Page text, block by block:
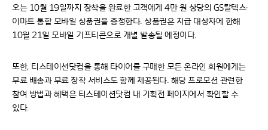
오는 10월 19일까지 장착을 완료한 고객에게 4만 원 상당의 GS칼텍스·
이마트 통합 모바일 상품권을 증정한다. 상품권은 지급 대상자에 한해
10월 21일 모바일 기프티콘으로 개별 발송될 예정이다.
또한, 티스테이션닷컴을 통해 타이어를 구매한 모든 온라인 회원에게는
무료 배송과 무료 장착 서비스도 함께 제공된다. 해당 프로모션 관련한
참여 방법과 혜택은 티스테이션닷컴 내 기획전 페이지에서 확인할 수
있다.